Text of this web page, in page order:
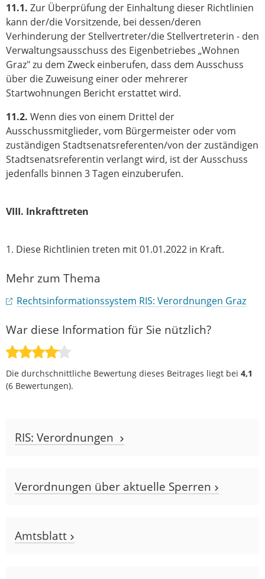
11.1. Zur Überprüfung der Einhaltung dieser Richtlinien
kann der/die Vorsitzende, bei dessen/deren
Verhinderung der Stellvertreter/die Stellvertreterin - den
Verwaltungsausschuss des Eigenbetriebes „Wohnen
Graz" zu dem Zweck einberufen, dass dem Ausschuss
über die Zuweisung einer oder mehrerer
Startwohnungen Bericht erstattet wird.
11.2. Wenn dies von einem Drittel der
Ausschussmitglieder, vom Bürgermeister oder vom
zuständigen Stadtsenatsreferenten/von der zuständigen
Stadtsenatsreferentin verlangt wird, ist der Ausschuss
jedenfalls binnen 3 Tagen einzuberufen.
VIII. Inkrafttreten
1. Diese Richtlinien treten mit 01.01.2022 in Kraft.
Mehr zum Thema
Rechtsinformationssystem RIS: Verordnungen Graz
War diese Information für Sie nützlich?
Die durchschnittliche Bewertung dieses Beitrages liegt bei 4,1
(6 Bewertungen).
RIS: Verordnungen
Verordnungen über aktuelle Sperren
Amtsblatt